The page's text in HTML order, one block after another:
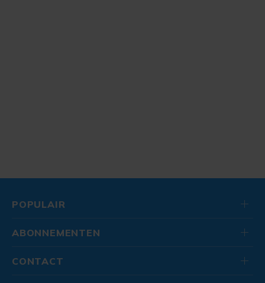
POPULAIR
ABONNEMENTEN
CONTACT